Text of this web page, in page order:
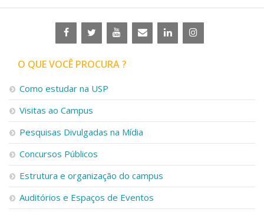
O QUE VOCÊ PROCURA ?
Como estudar na USP
Visitas ao Campus
Pesquisas Divulgadas na Mídia
Concursos Públicos
Estrutura e organização do campus
Auditórios e Espaços de Eventos